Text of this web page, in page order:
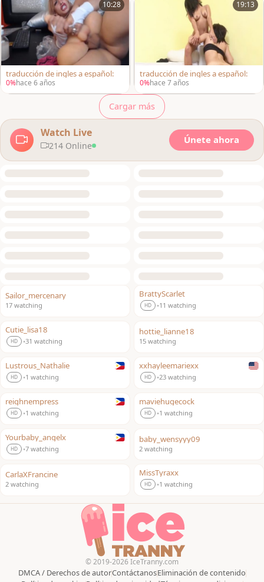
10:28
traducción de ingles a español:
0%hace 6 años
19:13
traducción de ingles a español:
0%hace 7 años
Cargar más
Watch Live
214 Online
Únete ahora
Sailor_mercenary
17 watching
BrattyScarlet
HD •11 watching
Cutie_lisa18
HD •31 watching
hottie_lianne18
15 watching
LIVE
Lustrous_Nathalie
HD •1 watching
LIVE
xxhayleemariexx
HD •23 watching
LIVE
reighnempress
HD •1 watching
maviehugecock
HD •1 watching
LIVE
Yourbaby_angelx
HD •7 watching
baby_wensyyy09
2 watching
CarlaXFrancine
2 watching
MissTyraxx
HD •1 watching
© 2019-2026 IceTranny.com
DMCA / Derechos de autorContáctanosEliminación de contenido